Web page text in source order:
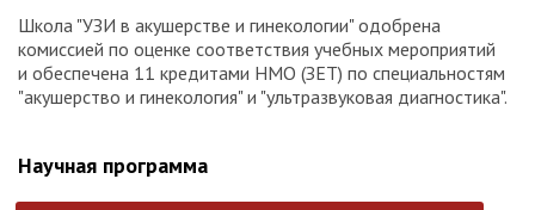
Школа "УЗИ в акушерстве и гинекологии" одобрена
комиссией по оценке соответствия учебных мероприятий
и обеспечена 11 кредитами НМО (ЗЕТ) по специальностям
"акушерство и гинекология" и "ультразвуковая диагностика".
Научная программа